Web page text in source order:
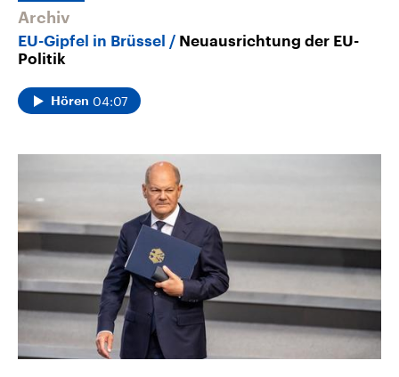
Archiv
EU-Gipfel in Brüssel
Neuausrichtung der EU-
Politik
Hören 04:07